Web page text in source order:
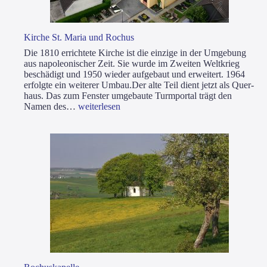
Kir­che St. Maria und Rochus
Die 1810 errich­te­te Kir­che ist die ein­zi­ge in der Umge­bung
aus napo­leo­ni­scher Zeit. Sie wur­de im Zwei­ten Welt­krieg
beschä­digt und 1950 wie­der auf­ge­baut und erwei­tert. 1964
erfolg­te ein wei­te­rer Umbau.Der alte Teil dient jetzt als Quer­
haus. Das zum Fens­ter umge­bau­te Turm­por­tal trägt den
Namen des… Kir­
Rochus
wei­ter­le­sen